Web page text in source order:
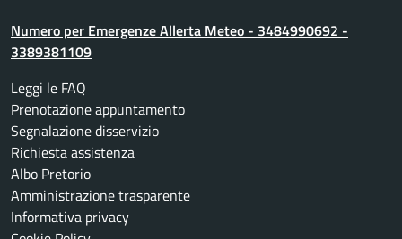
Numero per Emergenze Allerta Meteo - 3484990692 -
3389381109
Leggi le FAQ
Prenotazione appuntamento
Segnalazione disservizio
Richiesta assistenza
Albo Pretorio
Amministrazione trasparente
Informativa privacy